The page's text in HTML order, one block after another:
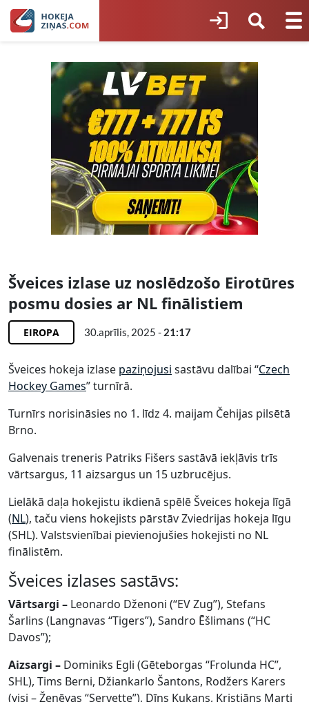
Šveices izlase uz noslēdzošo Eirotūres
posmu dosies ar NL finālistiem
EIROPA 30.aprīlis, 2025 - 21:17
Šveices hokeja izlase paziņojusi sastāvu dalībai “Czech
Hockey Games” turnīrā.
Turnīrs norisināsies no 1. līdz 4. maijam Čehijas pilsētā
Brno.
Galvenais treneris Patriks Fišers sastāvā iekļāvis trīs
vārtsargus, 11 aizsargus un 15 uzbrucējus.
Lielākā daļa hokejistu ikdienā spēlē Šveices hokeja līgā
(NL), taču viens hokejists pārstāv Zviedrijas hokeja līgu
(SHL). Valstsvienībai pievienojušies hokejisti no NL
finālistēm.
Šveices izlases sastāvs:
Vārtsargi – Leonardo Dženoni (“EV Zug”), Stefans
Šarlins (Langnavas “Tigers”), Sandro Ēšlimans (“HC
Davos”);
Aizsargi – Dominiks Egli (Gēteborgas “Frolunda HC”,
SHL), Tims Berni, Džiankarlo Šantons, Rodžers Karers
(visi – Ženēvas “Servette”), Dīns Kukans, Kristiāns Marti